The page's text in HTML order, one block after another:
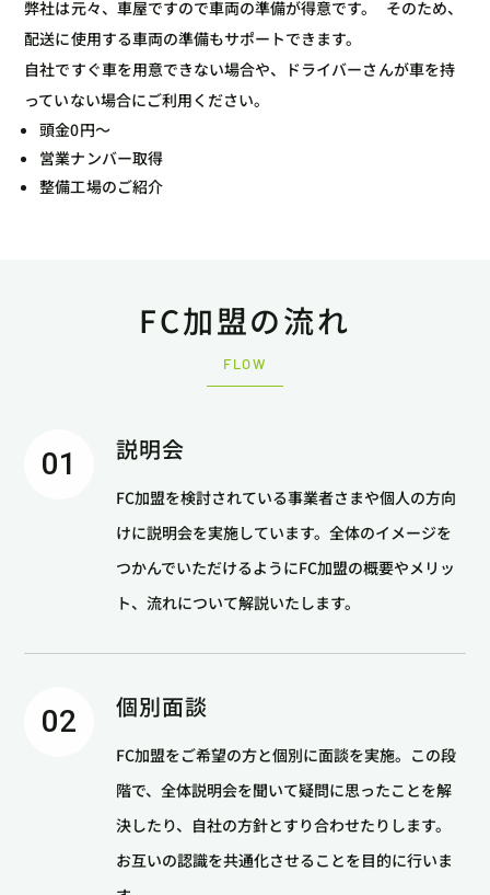
弊社は元々、車屋ですので車両の準備が得意です。 そのため、
配送に使用する車両の準備もサポートできます。
自社ですぐ車を用意できない場合や、ドライバーさんが車を持
っていない場合にご利用ください。
頭金0円〜
営業ナンバー取得
整備工場のご紹介
FC加盟の流れ
FLOW
01 説明会
FC加盟を検討されている事業者さまや個人の方向
けに説明会を実施しています。全体のイメージを
つかんでいただけるようにFC加盟の概要やメリッ
ト、流れについて解説いたします。
02 個別面談
FC加盟をご希望の方と個別に面談を実施。この段
階で、全体説明会を聞いて疑問に思ったことを解
決したり、自社の方針とすり合わせたりします。
お互いの認識を共通化させることを目的に行いま